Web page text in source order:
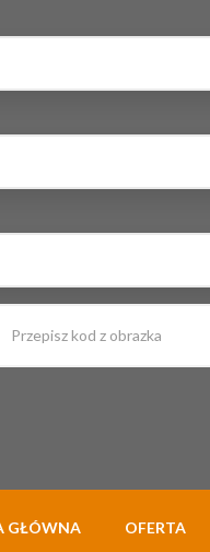
GŁÓWNA OFERTA